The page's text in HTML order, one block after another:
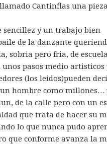
Cantinflas una
sencillez y un trabajo bien
de la danzante
sobria pero fria, de
pasos medio artisticos
(los leidos)pueden
hombre como millones…
de la calle pero con un
que trata de hacer su
lo que nunca pudo
que conforme avanza la